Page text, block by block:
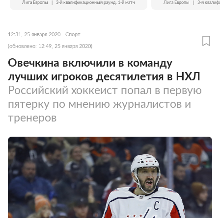
Лига Европы 3-й квалификационный раунд. 1-й матч Лига Европы 3-й
12:31, 25 января 2020 Спорт
(обновлено: 12:49, 25 января 2020)
Овечкина включили в команду
лучших игроков десятилетия в НХЛ
Российский хоккеист попал в первую
пятерку по мнению журналистов и
тренеров